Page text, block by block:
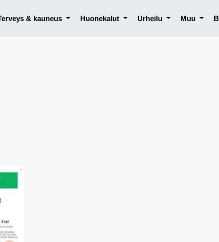
& kauneus Huonekalut Urheilu Muu